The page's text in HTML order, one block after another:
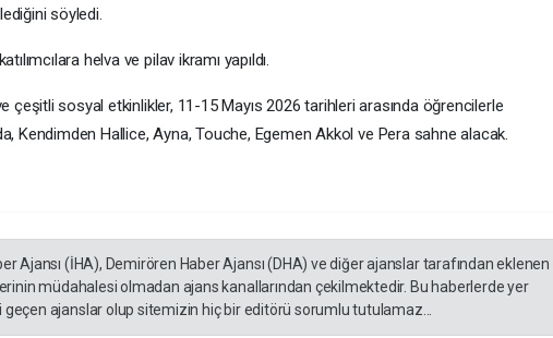
söyledi.
helva ve pilav ikramı yapıldı.
çeşitli sosyal etkinlikler, 11-15 Mayıs 2026 tarihleri arasında öğrencilerle
Kendimden Hallice, Ayna, Touche, Egemen Akkol ve Pera sahne alacak.
Ajansı (İHA), Demirören Haber Ajansı (DHA) ve diğer ajanslar tarafından eklenen
müdahalesi olmadan ajans kanallarından çekilmektedir. Bu haberlerde yer
ajanslar olup sitemizin hiç bir editörü sorumlu tutulamaz...